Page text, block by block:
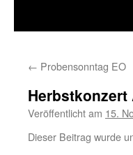
← Probensonntag EO
Herbstkonzert
Veröffentlicht am 15.
Dieser Beitrag wurde